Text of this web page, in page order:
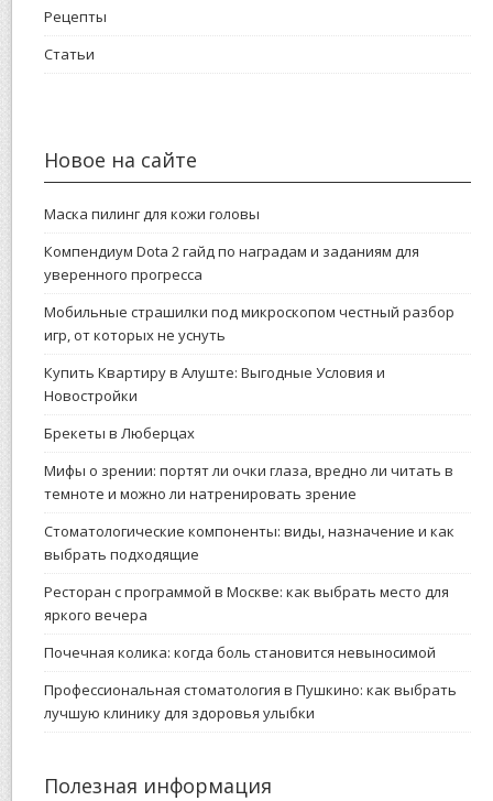
Рецепты
Статьи
Новое на сайте
Маска пилинг для кожи головы
Компендиум Dota 2 гайд по наградам и заданиям для
уверенного прогресса
Мобильные страшилки под микроскопом честный разбор
игр, от которых не уснуть
Купить Квартиру в Алуште: Выгодные Условия и
Новостройки
Брекеты в Люберцах
Мифы о зрении: портят ли очки глаза, вредно ли читать в
темноте и можно ли натренировать зрение
Стоматологические компоненты: виды, назначение и как
выбрать подходящие
Ресторан с программой в Москве: как выбрать место для
яркого вечера
Почечная колика: когда боль становится невыносимой
Профессиональная стоматология в Пушкино: как выбрать
лучшую клинику для здоровья улыбки
Полезная информация